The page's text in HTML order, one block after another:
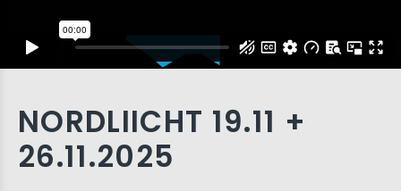
NORDLIICHT 19.11 +
26.11.2025